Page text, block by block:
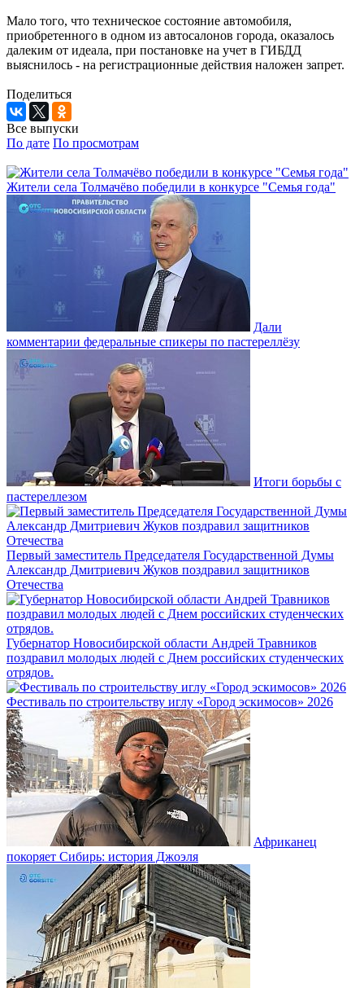
Мало того, что техническое состояние автомобиля,
приобретенного в одном из автосалонов города, оказалось
далеким от идеала, при постановке на учет в ГИБДД
выяснилось - на регистрационные действия наложен запрет.
Поделиться
Все выпуски
По дате По просмотрам
Жители села Толмачёво победили в конкурсе "Семья года"
Дали
комментарии федеральные спикеры по пастереллёзу
Итоги борьбы с
пастереллезом
Первый заместитель Председателя Государственной Думы
Александр Дмитриевич Жуков поздравил защитников
Отечества
Губернатор Новосибирской области Андрей Травников
поздравил молодых людей с Днем российских студенческих
отрядов.
Фестиваль по строительству иглу «Город эскимосов» 2026
Африканец
покоряет Сибирь: история Джоэля